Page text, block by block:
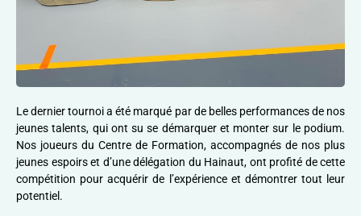
Le dernier tournoi a été marqué par de belles performances de nos
jeunes talents, qui ont su se démarquer et monter sur le podium.
Nos joueurs du Centre de Formation, accompagnés de nos plus
jeunes espoirs et d’une délégation du Hainaut, ont profité de cette
compétition pour acquérir de l’expérience et démontrer tout leur
potentiel.